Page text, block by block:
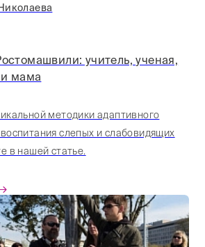
учитель, ученая,
и мама
методики адаптивного
слепых и слабовидящих
в нашей статье.